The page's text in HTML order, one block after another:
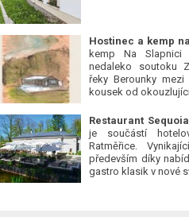
Hostinec a kemp
kemp Na
nedaleko soutoku
řeky Berounky
kousek od
Restaurant Sequoia
je součástí
Ratměřice.
především díky
gastro klasik v nové